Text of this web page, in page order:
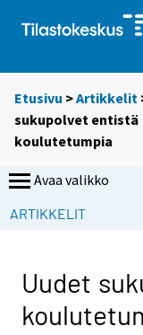
Etusivu >Artikkelit
sukupolvet entistä
koulutetumpia
Avaa valikko
ARTIKKELIT
Uudet